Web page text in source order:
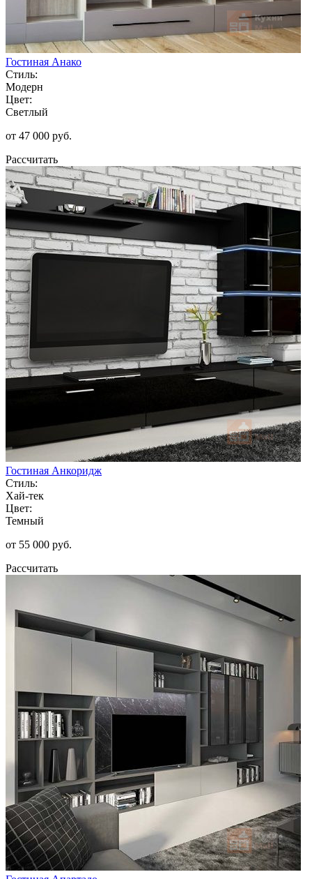
Гостиная Анако
Стиль:
Модерн
Цвет:
Светлый
от 47 000 руб.
Рассчитать
Гостиная Анкоридж
Стиль:
Хай-тек
Цвет:
Темный
от 55 000 руб.
Рассчитать